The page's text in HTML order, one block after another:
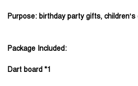
Purpose: birthday party gifts,
Package Included:
Dart board *1